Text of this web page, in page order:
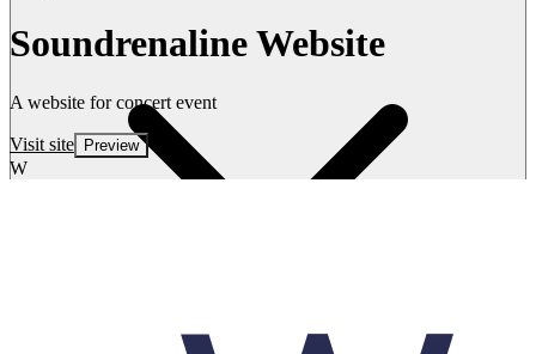
Soundrenaline Website
A website for concert event
Visit site Preview
W